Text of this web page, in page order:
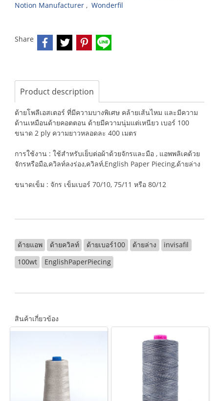
Notion Manufacturer , Wonderfil
Share
Product description
ด้ายโพลีเอสเตอร์ ที่มีความบางพิเศษ คล้ายเส้นไหม และมีความ
ด้านเหมือนด้ายคอตตอน ด้ายมีความนุ่มแต่เหนียว เบอร์ 100
ขนาด 2 ply ความยาวหลอดละ 400 เมตร
การใช้งาน : ใช้สำหรับเย็บต่อผ้าด้วยจักรและมือ , แอพพลิเคด้วย
จักรหรือมือ,ควิลท์ลงร่อง,ควิลท์,English Paper Piecing,ด้ายล่าง
ขนาดเข็ม : จักร เข็มเบอร์ 70/10, 75/11 หรือ 80/12
ด้ายแอพ ด้ายควิลท์ ด้ายเบอร์100 ด้ายล่าง
invisafil
100wt
EnglishPaperPiecing
สินค้าเกี่ยวข้อง